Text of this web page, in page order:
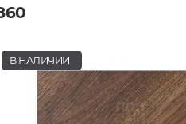
В НАЛИЧИИ